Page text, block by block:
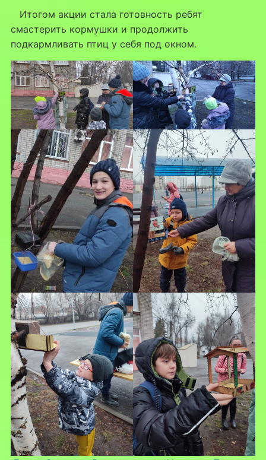
Итогом акции стала готовность ребят
смастерить кормушки и продолжить
подкармливать птиц у себя под окном.